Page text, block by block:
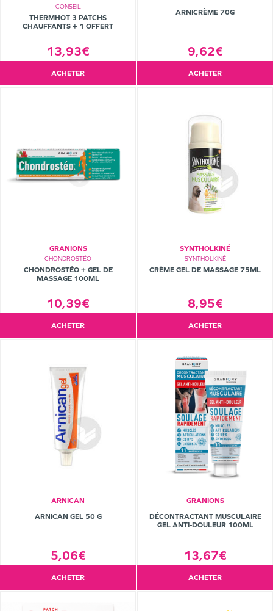
CONSEIL
THERMHOT 3 PATCHS
CHAUFFANTS + 1 OFFERT
13,93€
ACHETER
ARNICRÈME 70G
9,62€
ACHETER
GRANIONS
CHONDROSTÉO
CHONDROSTÉO + GEL DE
MASSAGE 100ML
10,39€
ACHETER
SYNTHOLKINÉ
SYNTHOLKINÉ
CRÈME GEL DE MASSAGE 75ML
8,95€
ACHETER
ARNICAN
ARNICAN GEL 50 G
5,06€
ACHETER
GRANIONS
DÉCONTRACTANT MUSCULAIRE
GEL ANTI-DOULEUR 100ML
13,67€
ACHETER